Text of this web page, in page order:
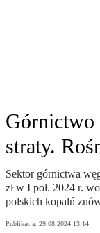
Górnictwo
straty.
Sektor górnictwa
zł w I poł. 2024 r.
polskich kopalń
Publikacja: 29.08.2024 13:14